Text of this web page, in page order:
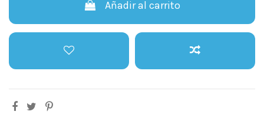
Añadir al carrito